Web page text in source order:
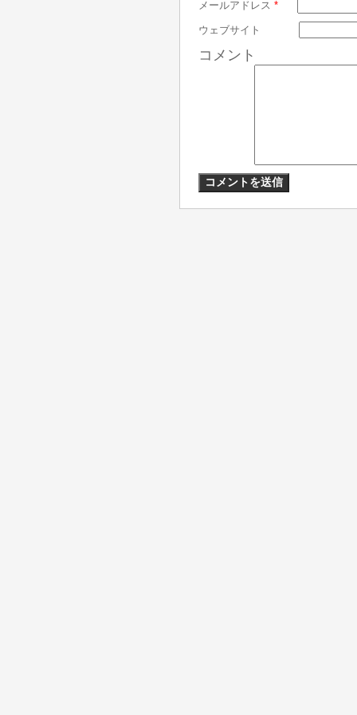
メールアドレス *
ウェブサイト
コメント